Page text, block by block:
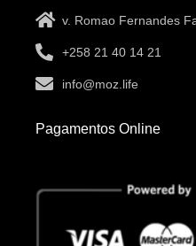
v. Romao Fernandes
+258 21 40 14 21
info@moz.life
Pagamentos Online